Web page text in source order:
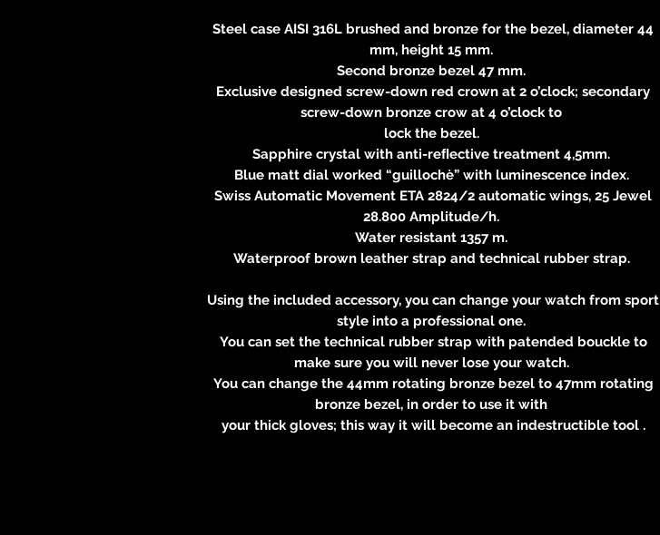
Steel case AISI 316L brushed and bronze for the bezel, diameter 44
mm, height 15 mm.
Second bronze bezel 47 mm.
Exclusive designed screw-down red crown at 2 o’clock; secondary
screw-down bronze crow at 4 o’clock to
lock the bezel.
Sapphire crystal with anti-reﬂective treatment 4,5mm.
Blue matt dial worked “guillochè” with luminescence index.
Swiss Automatic Movement ETA 2824/2 automatic wings, 25 Jewel
28.800 Amplitude/h.
Water resistant 1357 m.
Waterproof brown leather strap and technical rubber strap.
Using the included accessory, you can change your watch from sport
style into a professional one.
You can set the technical rubber strap with patended bouckle to
make sure you will never lose your watch.
You can change the 44mm rotating bronze bezel to 47mm rotating
bronze bezel, in order to use it with
your thick gloves; this way it will become an indestructible tool .